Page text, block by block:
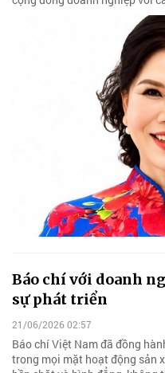
Báo chí với doanh
sự phát triển
21/06/2026 02:57
Báo chí Việt Nam đã đồng
trong mọi mặt hoạt động sản